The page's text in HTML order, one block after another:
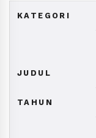
KATEGORI
JUDUL
TAHUN